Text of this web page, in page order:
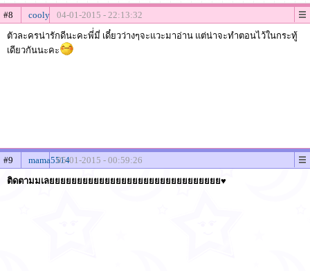
#8 cooly
04-01-2015 - 22:13:32
ตัวละครน่ารักดีนะคะพี่่มี่ เดี๋ยวว่างๆจะแวะมาอ่าน แต่น่าจะทำตอนไว้ในกระทู้
เดียวกันนะคะ
#9 mama551405-01-2015 - 00:59:26
ติดตามมเลยยยยยยยยยยยยยยยยยยยยยยยยยยยยยยย♥